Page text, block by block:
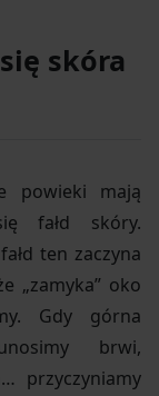
skóra
powieki mają
fałd skóry.
ten zaczyna
„zamyka” oko
Gdy górna
brwi,
przyczyniamy